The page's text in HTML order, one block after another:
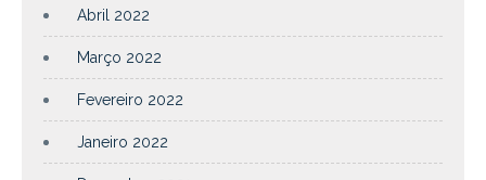
Abril 2022
Março 2022
Fevereiro 2022
Janeiro 2022